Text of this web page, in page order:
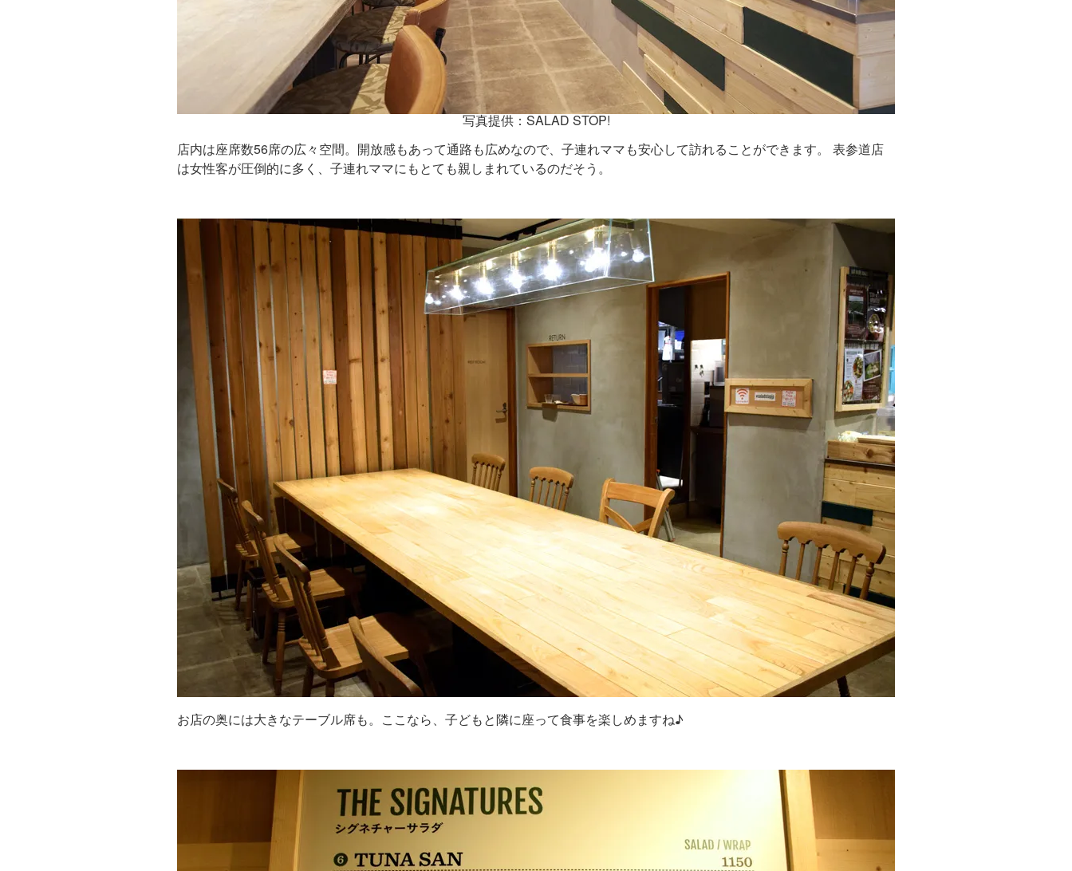
写真提供：SALAD STOP!
店内は座席数56席の広々空間。開放感もあって通路も広めなので、子連れママも安心して訪れることができます。 表参道店
は女性客が圧倒的に多く、子連れママにもとても親しまれているのだそう。
お店の奥には大きなテーブル席も。ここなら、子どもと隣に座って食事を楽しめますね♪